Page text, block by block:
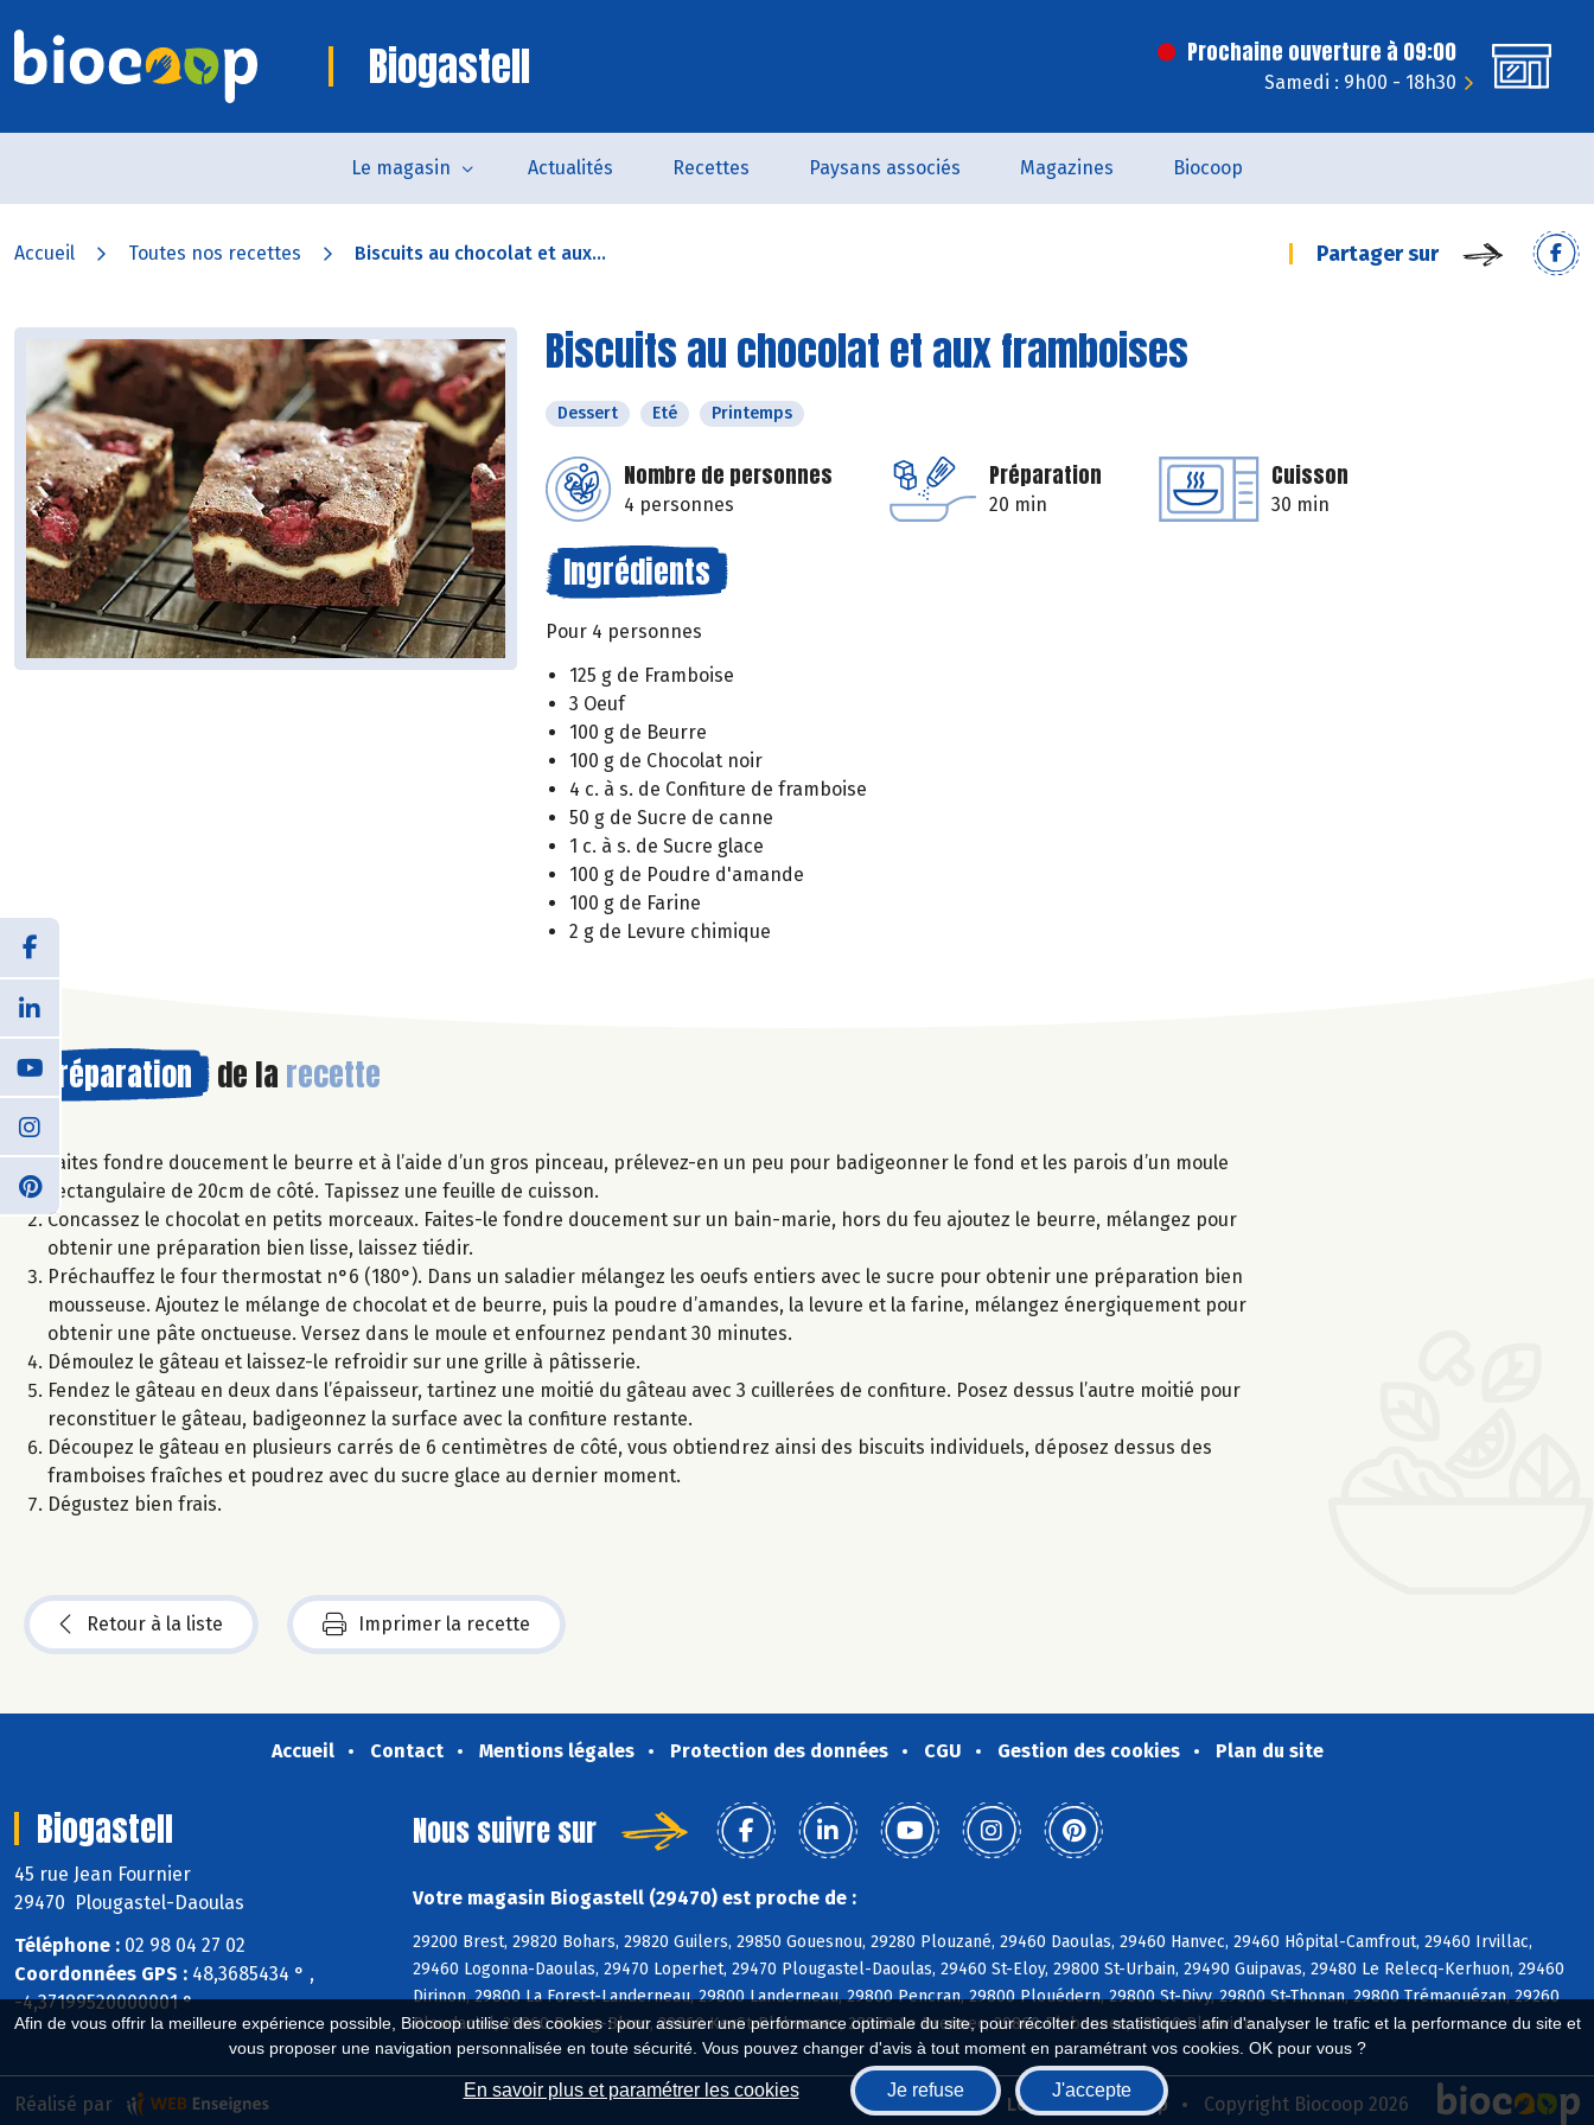
Afin de vous offrir la meilleure expérience possible, Biocoop utilise des cookies : pour assurer une performance optimale du site, pour récolter des statistiques afin d'analyser le trafic et la performance du site et
vous proposer une navigation personnalisée en toute sécurité. Vous pouvez changer d'avis à tout moment en paramétrant vos cookies. OK pour vous ?
En savoir plus et paramétrer les cookies Je refuse J'accepte
Biogastell Prochaine ouverture à 09:00
Samedi : 9h00 - 18h30
Le magasin Actualités Recettes Paysans associés Magazines Biocoop
Accueil Toutes nos recettes Biscuits au chocolat et aux... Partager sur
Biscuits au chocolat et aux framboises
Dessert Eté Printemps
Nombre de personnes
4 personnes
Préparation
20 min
Cuisson
30 min
Ingrédients
Pour 4 personnes
125 g de Framboise
3 Oeuf
100 g de Beurre
100 g de Chocolat noir
4 c. à s. de Confiture de framboise
50 g de Sucre de canne
1 c. à s. de Sucre glace
100 g de Poudre d'amande
100 g de Farine
2 g de Levure chimique
Préparation de la recette
Faites fondre doucement le beurre et à l’aide d’un gros pinceau, prélevez-en un peu pour badigeonner le fond et les parois d’un moule
rectangulaire de 20cm de côté. Tapissez une feuille de cuisson.
Concassez le chocolat en petits morceaux. Faites-le fondre doucement sur un bain-marie, hors du feu ajoutez le beurre, mélangez pour
obtenir une préparation bien lisse, laissez tiédir.
Préchauffez le four thermostat n°6 (180°). Dans un saladier mélangez les oeufs entiers avec le sucre pour obtenir une préparation bien
mousseuse. Ajoutez le mélange de chocolat et de beurre, puis la poudre d’amandes, la levure et la farine, mélangez énergiquement pour
obtenir une pâte onctueuse. Versez dans le moule et enfournez pendant 30 minutes.
Démoulez le gâteau et laissez-le refroidir sur une grille à pâtisserie.
Fendez le gâteau en deux dans l’épaisseur, tartinez une moitié du gâteau avec 3 cuillerées de confiture. Posez dessus l’autre moitié pour
reconstituer le gâteau, badigeonnez la surface avec la confiture restante.
Découpez le gâteau en plusieurs carrés de 6 centimètres de côté, vous obtiendrez ainsi des biscuits individuels, déposez dessus des
framboises fraîches et poudrez avec du sucre glace au dernier moment.
Dégustez bien frais.
Retour à la liste Imprimer la recette
Accueil Contact Mentions légales Protection des données CGU Gestion des cookies Plan du site
Biogastell
45 rue Jean Fournier
29470 Plougastel-Daoulas
Téléphone : 02 98 04 27 02
Coordonnées GPS : 48,3685434 ° ,
-4,37199520000001 °
Nous suivre sur
Votre magasin Biogastell (29470) est proche de :
29200 Brest, 29820 Bohars, 29820 Guilers, 29850 Gouesnou, 29280 Plouzané, 29460 Daoulas, 29460 Hanvec, 29460 Hôpital-Camfrout, 29460 Irvillac,
29460 Logonna-Daoulas, 29470 Loperhet, 29470 Plougastel-Daoulas, 29460 St-Eloy, 29800 St-Urbain, 29490 Guipavas, 29480 Le Relecq-Kerhuon, 29460
Dirinon, 29800 La Forest-Landerneau, 29800 Landerneau, 29800 Pencran, 29800 Plouédern, 29800 St-Divy, 29800 St-Thonan, 29800 Trémaouézan, 29260
Ploudaniel, 29860 Bourg-Blanc, 29860 KerSt-Plabennec, 29860 Le Drennec, 29860 Plabennec, 29860 Plouvien
Biocoop.fr Le réseau Biocoop Copyright Biocoop 2026
Réalisé par